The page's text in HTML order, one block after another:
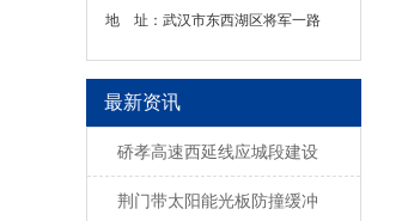
地 址： 武汉市东西湖区将军一路
最新资讯
硚孝高速西延线应城段建设
荆门带太阳能光板防撞缓冲